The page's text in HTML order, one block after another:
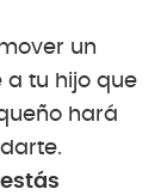
un
a tu hijo que
hará